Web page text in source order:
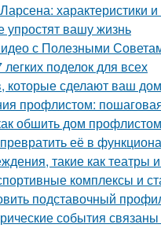
характеристики
упростят вашу жизнь
с Полезными
поделок для всех
которые сделают ваш
профлистом:
обшить дом
её в
такие как
комплексы и
подставочный
события